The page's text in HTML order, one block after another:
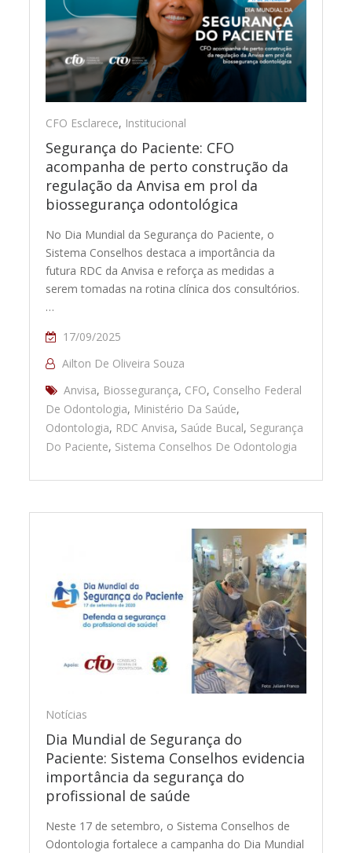
CFO Esclarece, Institucional
Segurança do Paciente: CFO
acompanha de perto construção da
regulação da Anvisa em prol da
biossegurança odontológica
No Dia Mundial da Segurança do Paciente, o
Sistema Conselhos destaca a importância da
futura RDC da Anvisa e reforça as medidas a
serem tomadas na rotina clínica dos consultórios.
…
17/09/2025
Ailton De Oliveira Souza
Anvisa, Biossegurança, CFO, Conselho Federal
De Odontologia, Ministério Da Saúde,
Odontologia, RDC Anvisa, Saúde Bucal, Segurança
Do Paciente, Sistema Conselhos De Odontologia
Notícias
Dia Mundial de Segurança do
Paciente: Sistema Conselhos evidencia
importância da segurança do
profissional de saúde
Neste 17 de setembro, o Sistema Conselhos de
Odontologia fortalece a campanha do Dia Mundial